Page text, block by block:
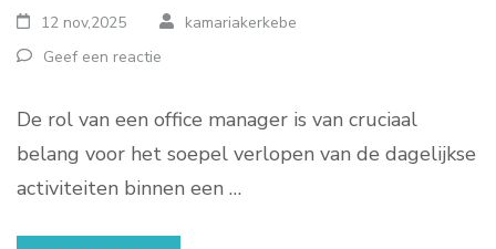
12 nov,2025
kamariakerkebe
Geef een reactie
De rol van een office manager is van cruciaal
belang voor het soepel verlopen van de dagelijkse
activiteiten binnen een …